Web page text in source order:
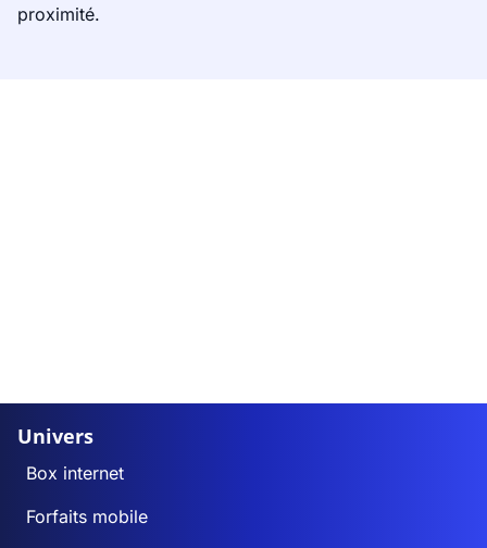
proximité.
Univers
Box internet
Forfaits mobile